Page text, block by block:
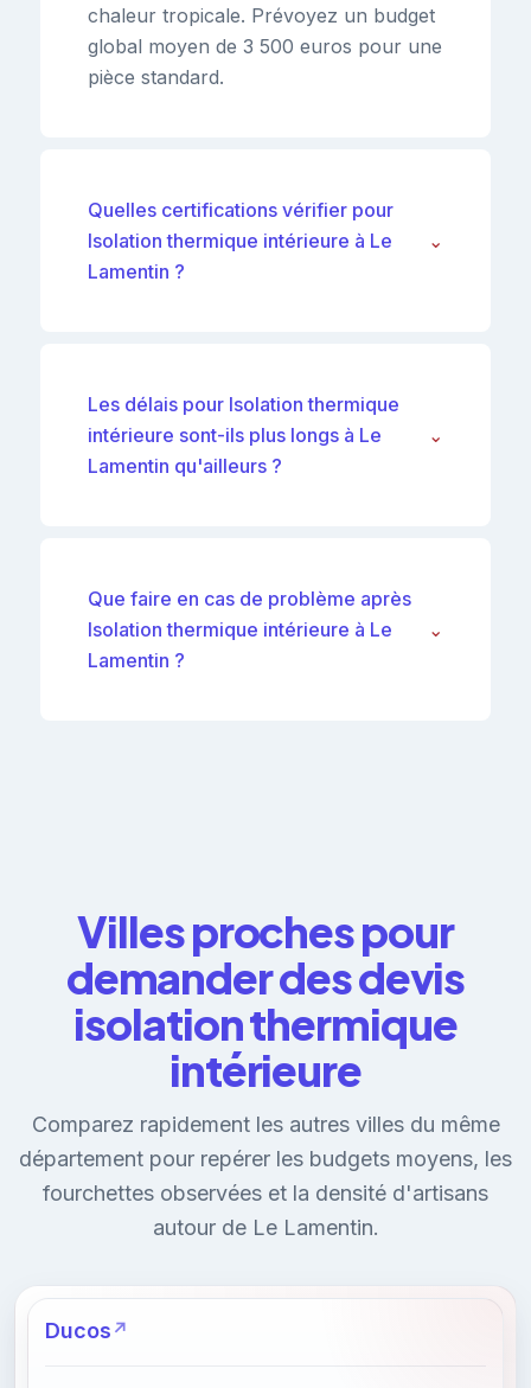
chaleur tropicale. Prévoyez un budget
global moyen de 3 500 euros pour une
pièce standard.
Quelles certifications vérifier pour
Isolation thermique intérieure à Le
Lamentin ?
⌄
Les délais pour Isolation thermique
intérieure sont-ils plus longs à Le
Lamentin qu'ailleurs ?
⌄
Que faire en cas de problème après
Isolation thermique intérieure à Le
Lamentin ?
⌄
Villes proches pour
demander des devis
isolation thermique
intérieure
Comparez rapidement les autres villes du même
département pour repérer les budgets moyens, les
fourchettes observées et la densité d'artisans
autour de Le Lamentin.
Ducos